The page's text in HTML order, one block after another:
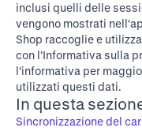
inclusi quelli delle
vengono mostrati
Shop raccoglie e
con l’Informativa sulla
l’informativa per
utilizzati questi dati.
In questa
Sincronizzazione del